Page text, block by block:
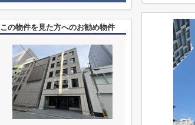
この物件を見た方へのお勧め物件